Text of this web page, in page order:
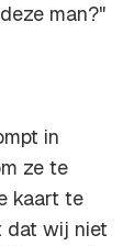
man?"
in
ze te
kaart te
dat wij niet